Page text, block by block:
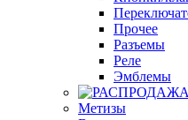
Прочее
Разъемы
Реле
Эмблемы
Метизы